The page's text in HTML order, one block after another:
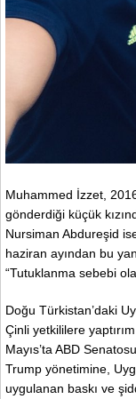
Muhammed İzzet,
gönderdiği küçük
Nursiman Abdureşid
haziran ayından bu
“Tutuklanma sebebi
Doğu Türkistan’daki
Çinli yetkililere
Mayıs’ta ABD
Trump yönetimine,
uygulanan baskı ve